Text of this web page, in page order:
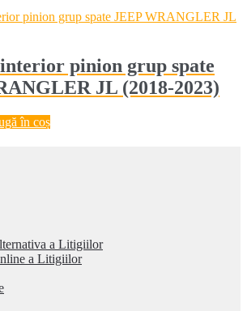
pinion grup spate
JL (2018-2023)
în coș
a Litigiilor
a Litigiilor